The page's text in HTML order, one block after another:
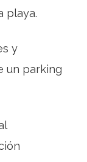
playa.
y
un parking